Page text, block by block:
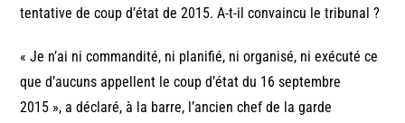
tentative de coup d’état de 2015. A-t-il convaincu le tribunal ?
« Je n’ai ni commandité, ni planifié, ni organisé, ni exécuté ce
que d’aucuns appellent le coup d’état du 16 septembre
2015 », a déclaré, à la barre, l’ancien chef de la garde